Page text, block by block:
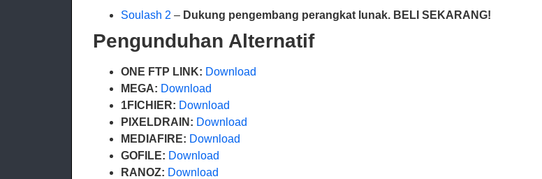
Soulash 2 – Dukung pengembang perangkat lunak. BELI SEKARANG!
Pengunduhan Alternatif
ONE FTP LINK: Download
MEGA: Download
1FICHIER: Download
PIXELDRAIN: Download
MEDIAFIRE: Download
GOFILE: Download
RANOZ: Download